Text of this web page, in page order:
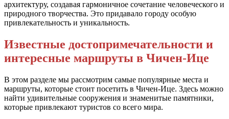
архитектуру, создавая гармоничное сочетание человеческого и
природного творчества. Это придавало городу особую
привлекательность и уникальность.
Известные достопримечательности и
интересные маршруты в Чичен-Ице
В этом разделе мы рассмотрим самые популярные места и
маршруты, которые стоит посетить в Чичен-Ице. Здесь можно
найти удивительные сооружения и знаменитые памятники,
которые привлекают туристов со всего мира.